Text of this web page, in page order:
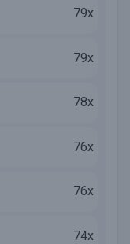
79x
79x
78x
76x
76x
74x